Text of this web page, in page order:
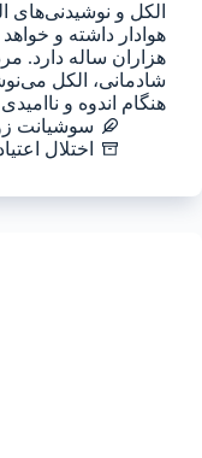
الکل و
هوادار داشته و
هزاران ساله دارد.
شادمانی، الکل
هنگام اندوه و
سوشیانت
اختلال